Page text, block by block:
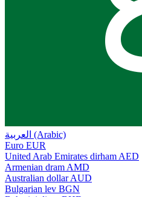
العربية (Arabic)
Euro EUR
United Arab Emirates dirham AED
Armenian dram AMD
Australian dollar AUD
Bulgarian lev BGN